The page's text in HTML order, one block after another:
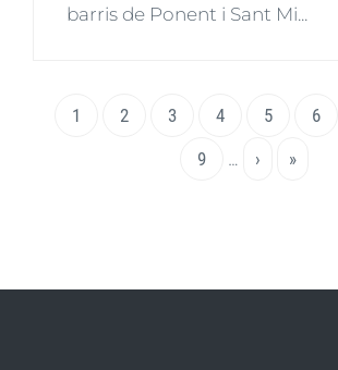
barris de Ponent i Sant Mi...
PaginacióPàgina
1 Page
2 Page
3 Page
4 Page
5 Page
6
Page
9 …
Pàgina
›
Última
»